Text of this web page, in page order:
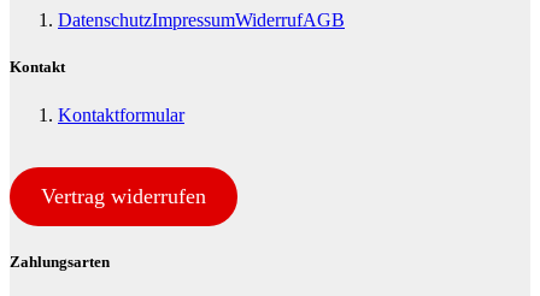
DatenschutzImpressumWiderrufAGB
Kontakt
Kontaktformular
Vertrag widerrufen
Zahlungsarten